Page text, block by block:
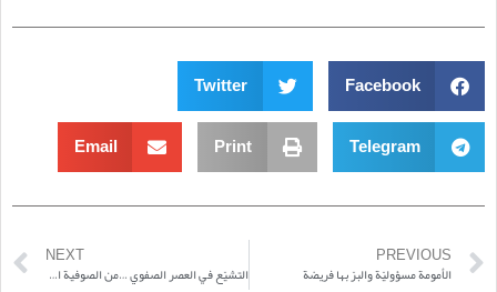
Facebook
Twitter
Telegram
Print
Email
PREVIOUS
الأمومة مسؤوليّة والبرّ بها فريضة
NEXT
التشيّع في العصر الصفوي …من الصوفية السنية إلى عقيدة السلالة الملكية